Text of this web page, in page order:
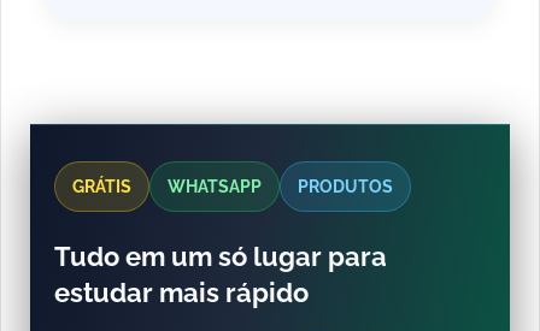
GRÁTIS WHATSAPP PRODUTOS
Tudo em um só lugar para
estudar mais rápido